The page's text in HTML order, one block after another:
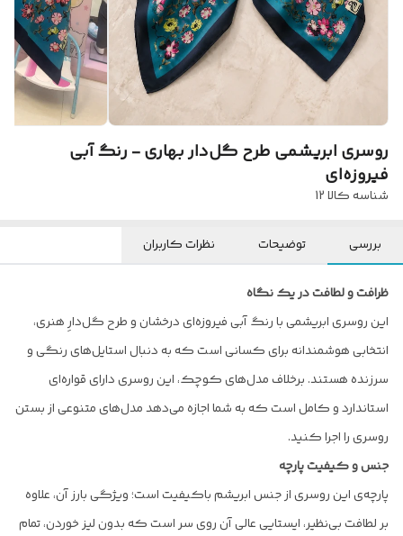
روسری ابریشمی طرح گل‌دار بهاری - رنگ آبی
فیروزه‌ای
شناسه کالا12
بررسی توضیحات نظرات کاربران
ظرافت و لطافت در یک نگاه
این روسری ابریشمی با رنگ آبی فیروزه‌ای درخشان و طرح گل‌دارِ هنری،
انتخابی هوشمندانه برای کسانی است که به دنبال استایل‌های رنگی و
سرزنده هستند. برخلاف مدل‌های کوچک، این روسری دارای قواره‌ای
استاندارد و کامل است که به شما اجازه می‌دهد مدل‌های متنوعی از بستن
روسری را اجرا کنید.
جنس و کیفیت پارچه
پارچه‌ی این روسری از جنس ابریشم باکیفیت است؛ ویژگی بارز آن، علاوه
بر لطافت بی‌نظیر، ایستایی عالی آن روی سر است که بدون لیز خوردن، تمام